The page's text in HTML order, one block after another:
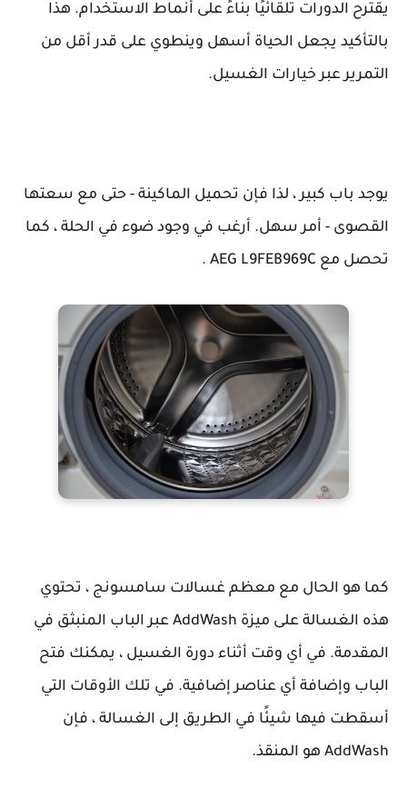
يقترح الدورات تلقائيًا بناءً على أنماط الاستخدام. هذا
بالتأكيد يجعل الحياة أسهل وينطوي على قدر أقل من
التمرير عبر خيارات الغسيل.
يوجد باب كبير ، لذا فإن تحميل الماكينة - حتى مع سعتها
القصوى - أمر سهل. أرغب في وجود ضوء في الحلة ، كما
تحصل مع AEG L9FEB969C .
كما هو الحال مع معظم غسالات سامسونج ، تحتوي
هذه الغسالة على ميزة AddWash عبر الباب المنبثق في
المقدمة. في أي وقت أثناء دورة الغسيل ، يمكنك فتح
الباب وإضافة أي عناصر إضافية. في تلك الأوقات التي
أسقطت فيها شيئًا في الطريق إلى الغسالة ، فإن
AddWash هو المنقذ.